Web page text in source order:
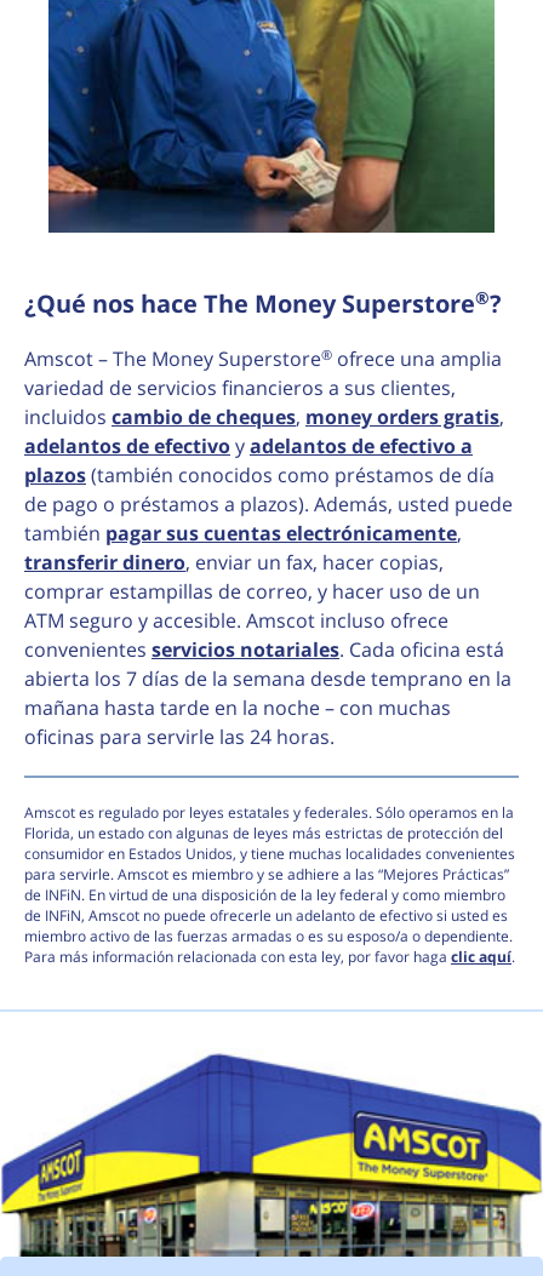
¿Qué nos hace The Money Superstore®?
Amscot – The Money Superstore® ofrece una amplia
variedad de servicios financieros a sus clientes,
incluidos cambio de cheques, money orders gratis,
adelantos de efectivoyadelantos de efectivo a
plazos(también conocidos como préstamos de día
de pago o préstamos a plazos). Además, usted puede
también pagar sus cuentas electrónicamente,
transferir dinero, enviar un fax, hacer copias,
comprar estampillas de correo, y hacer uso de un
ATM seguro y accesible. Amscot incluso ofrece
convenientes servicios notariales. Cada oficina está
abierta los 7 días de la semana desde temprano en la
mañana hasta tarde en la noche – con muchas
oficinas para servirle las 24 horas.
Amscot es regulado por leyes estatales y federales. Sólo operamos en la
Florida, un estado con algunas de leyes más estrictas de protección del
consumidor en Estados Unidos, y tiene muchas localidades convenientes
para servirle. Amscot es miembro y se adhiere a las “Mejores Prácticas”
de INFiN. En virtud de una disposición de la ley federal y como miembro
de INFiN, Amscot no puede ofrecerle un adelanto de efectivo si usted es
miembro activo de las fuerzas armadas o es su esposo/a o dependiente.
Para más información relacionada con esta ley, por favor haga clic aquí.